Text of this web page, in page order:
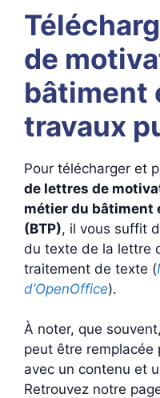
de
bâtiment
travaux
Pour télécharger et
de lettres de
métier du bâtiment
(BTP), il vous suffit
du texte de la lettre
traitement de texte (
d’OpenOffice).
À noter, que
peut être remplacée
avec un contenu et
Retrouvez notre